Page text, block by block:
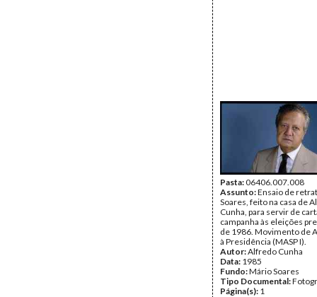
Pasta:06406.007.008
Assunto:Ensaio de
Soares, feito na casa de
Cunha, para servir de
campanha às eleições
de 1986. Movimento de
à Presidência (MASP I).
Autor:Alfredo Cunha
Data: 1985
Fundo:Mário Soares
Tipo Documental:
Página(s): 1